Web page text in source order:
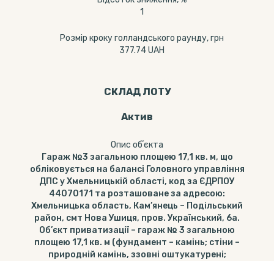
1
Розмір кроку голландського раунду, грн
377.74 UAH
СКЛАД ЛОТУ
Актив
Опис обʼєкта
Гараж №3 загальною площею 17,1 кв. м, що
обліковується на балансі Головного управління
ДПС у Хмельницькій області, код за ЄДРПОУ
44070171 та розташоване за адресою:
Хмельницька область, Кам’янець – Подільський
район, смт Нова Ушиця, пров. Український, 6а.
Об’єкт приватизації – гараж № 3 загальною
площею 17,1 кв. м (фундамент – камінь; стіни –
природній камінь, ззовні оштукатурені;